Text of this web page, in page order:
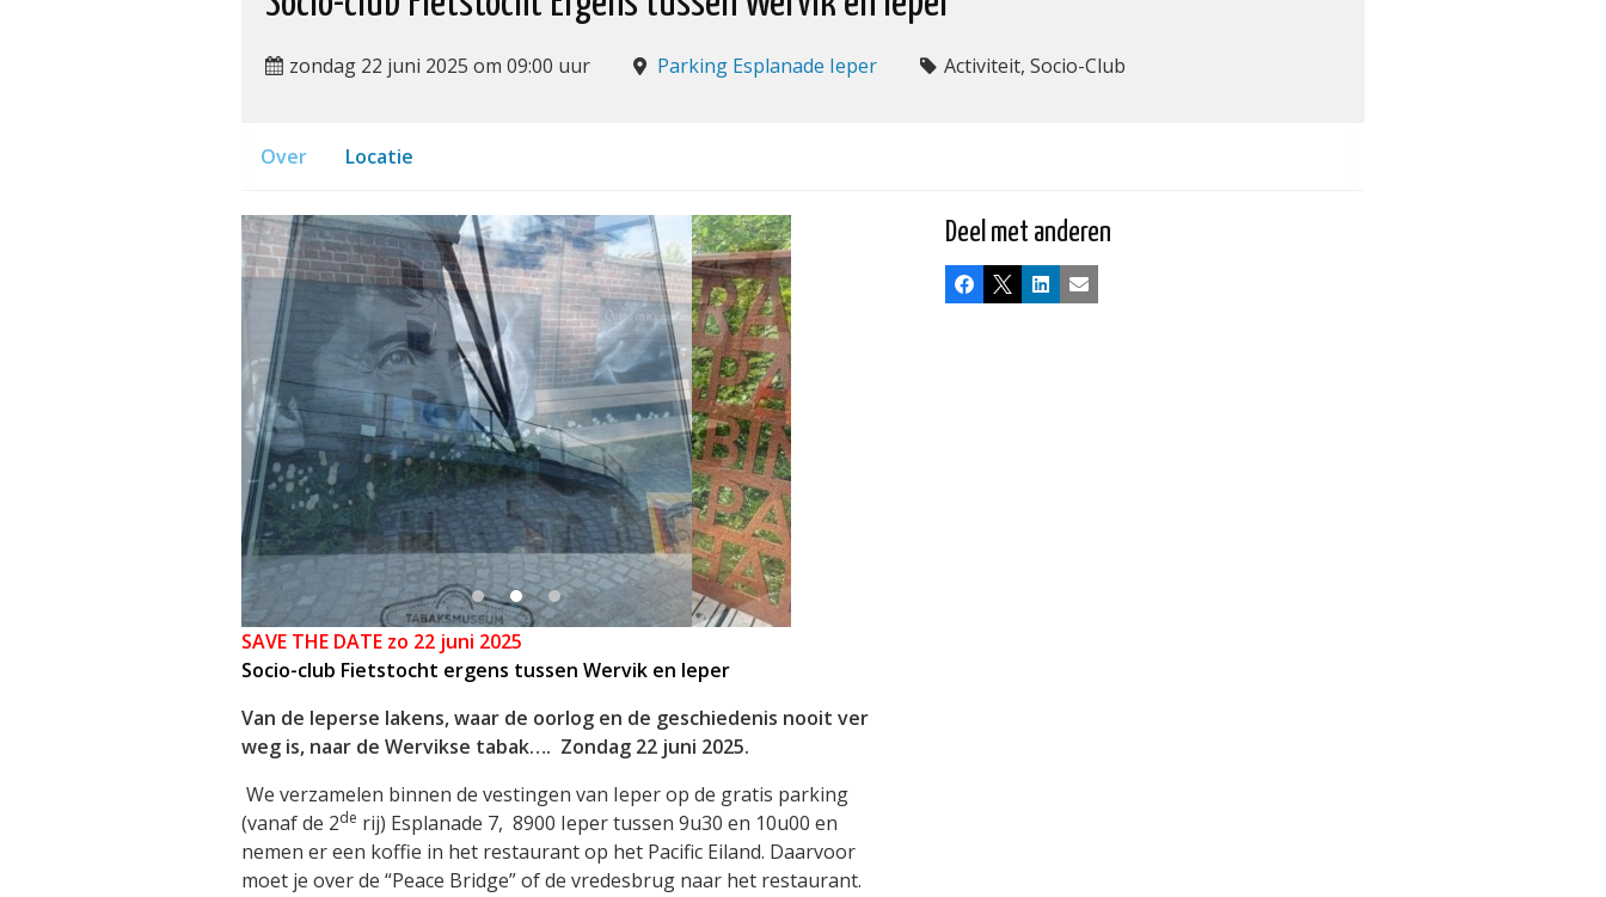
zondag 22 juni 2025 om 09:00 uur Parking Esplanade Ieper Activiteit, Socio-Club
Over Locatie
SAVE THE DATE zo 22 juni 2025
Socio-club Fietstocht ergens tussen Wervik en Ieper
Van de Ieperse lakens, waar de oorlog en de geschiedenis nooit ver
weg is, naar de Wervikse tabak…. Zondag 22 juni 2025.
We verzamelen binnen de vestingen van Ieper op de gratis parking
(vanaf de 2de rij) Esplanade 7, 8900 Ieper tussen 9u30 en 10u00 en
nemen er een koffie in het restaurant op het Pacific Eiland. Daarvoor
moet je over de “Peace Bridge” of de vredesbrug naar het restaurant.
Deel met anderen
Facebook
X LinkedInE-mail